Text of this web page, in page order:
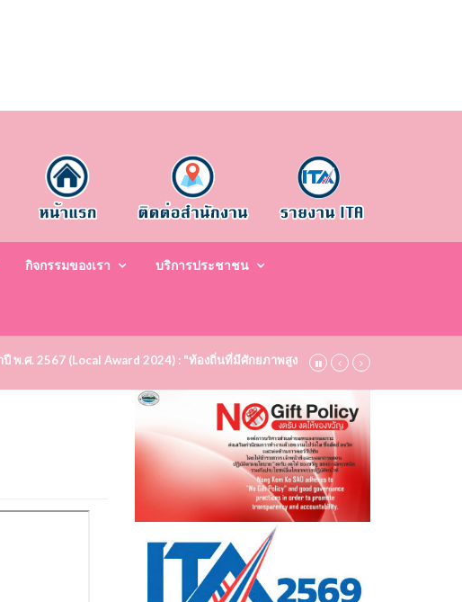
กิจกรรมของเรา บริการประชาชน
พ.ศ. 2567 (Local Award 2024) : "ท้องถิ่นที่มีศักยภาพสูง ระดับชมเชย (Bronze)" ประจำ